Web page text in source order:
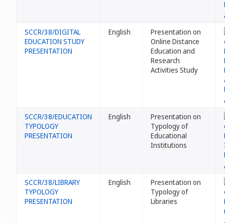
SCCR/38/DIGITAL
EDUCATION STUDY
PRESENTATION
English
Presentation on
Online Distance
Education and
Research
Activities Study
SCCR/38/EDUCATION
TYPOLOGY
PRESENTATION
English
Presentation on
Typology of
Educational
Institutions
SCCR/38/LIBRARY
TYPOLOGY
PRESENTATION
English
Presentation on
Typology of
Libraries